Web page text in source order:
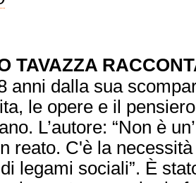
TAVAZZA
anni dalla sua
le opere e il
L’autore: “Non è
reato. C'è la
legami sociali”. È